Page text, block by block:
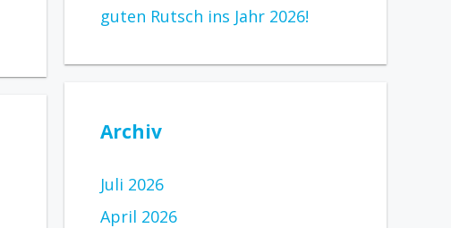
guten Rutsch ins Jahr 2026!
Archiv
Juli 2026
April 2026